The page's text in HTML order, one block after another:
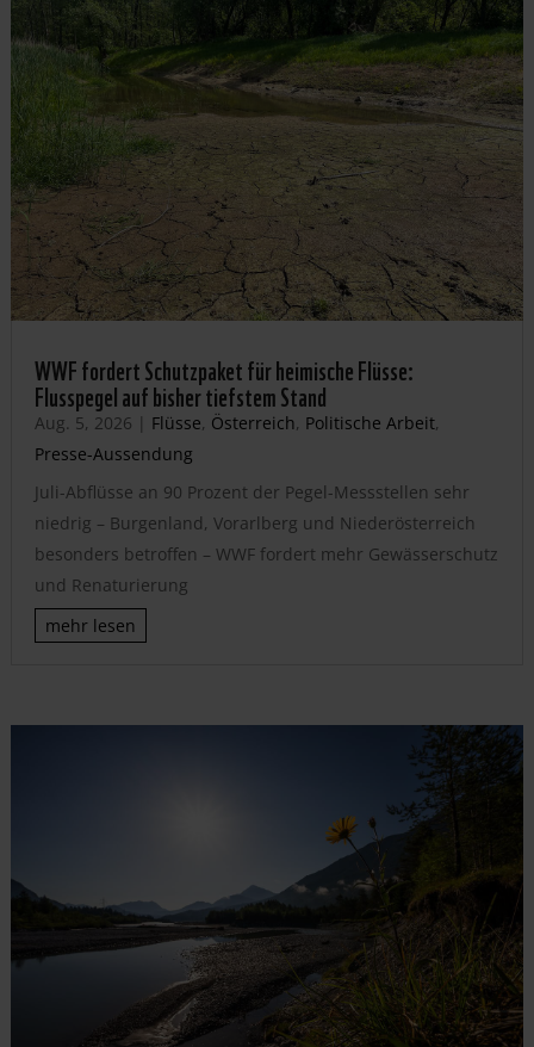
WWF fordert Schutzpaket für heimische Flüsse:
Flusspegel auf bisher tiefstem Stand
Aug. 5, 2026 | Flüsse, Österreich, Politische Arbeit,
Presse-Aussendung
Juli-Abflüsse an 90 Prozent der Pegel-Messstellen sehr
niedrig – Burgenland, Vorarlberg und Niederösterreich
besonders betroffen – WWF fordert mehr Gewässerschutz
und Renaturierung
mehr lesen